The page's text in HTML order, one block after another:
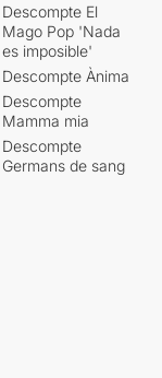
Descompte El
Mago Pop 'Nada
es imposible'
Descompte Ànima
Descompte
Mamma mia
Descompte
Germans de sang